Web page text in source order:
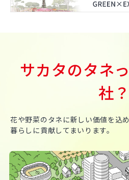
サカタのタネ
社？
花や野菜のタネに新しい価値を込
暮らしに貢献してまいります。